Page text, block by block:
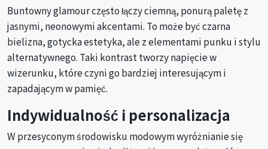
Buntowny glamour często łączy ciemną, ponurą paletę z
jasnymi, neonowymi akcentami. To może być czarna
bielizna, gotycka estetyka, ale z elementami punku i stylu
alternatywnego. Taki kontrast tworzy napięcie w
wizerunku, które czyni go bardziej interesującym i
zapadającym w pamięć.
Indywidualność i personalizacja
W przesyconym środowisku modowym wyróżnianie się